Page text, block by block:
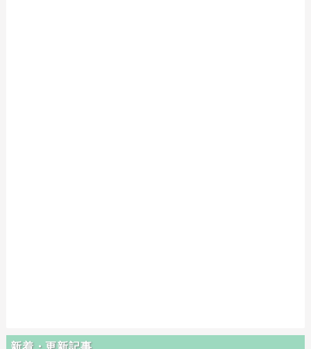
新着・更新記事